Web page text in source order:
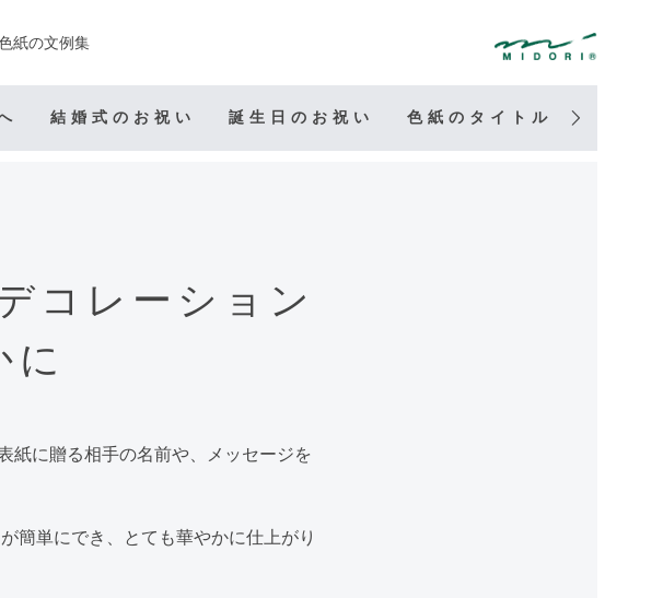
紙の文例集
結婚式のお祝い 誕生日のお祝い 色紙のタイトル
コレーション
に
紙に贈る相手の名前や、メッセージを
簡単にでき、とても華やかに仕上がり